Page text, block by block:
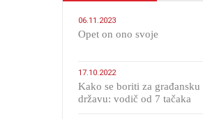
06.11.2023
​Opet on ono svoje
17.10.2022
Kako se boriti za građansku
državu: vodič od 7 tačaka